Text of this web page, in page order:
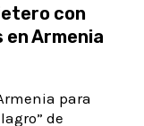
con
en Armenia
para
de